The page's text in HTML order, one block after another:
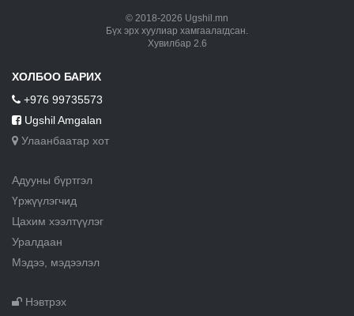
© 2018-2026 Ugshil.mn
Бүх эрх хуулиар хамгаалагдсан.
Хувилбар 2.6
ХОЛБОО БАРИХ
+976 99735573
Ugshil Amgalan
Улаанбаатар хот
Адууны бүртгэл
Үржүүлэгчид
Цахим хээлтүүлэг
Уралдаан
Мэдээ, мэдээлэл
Нэвтрэх